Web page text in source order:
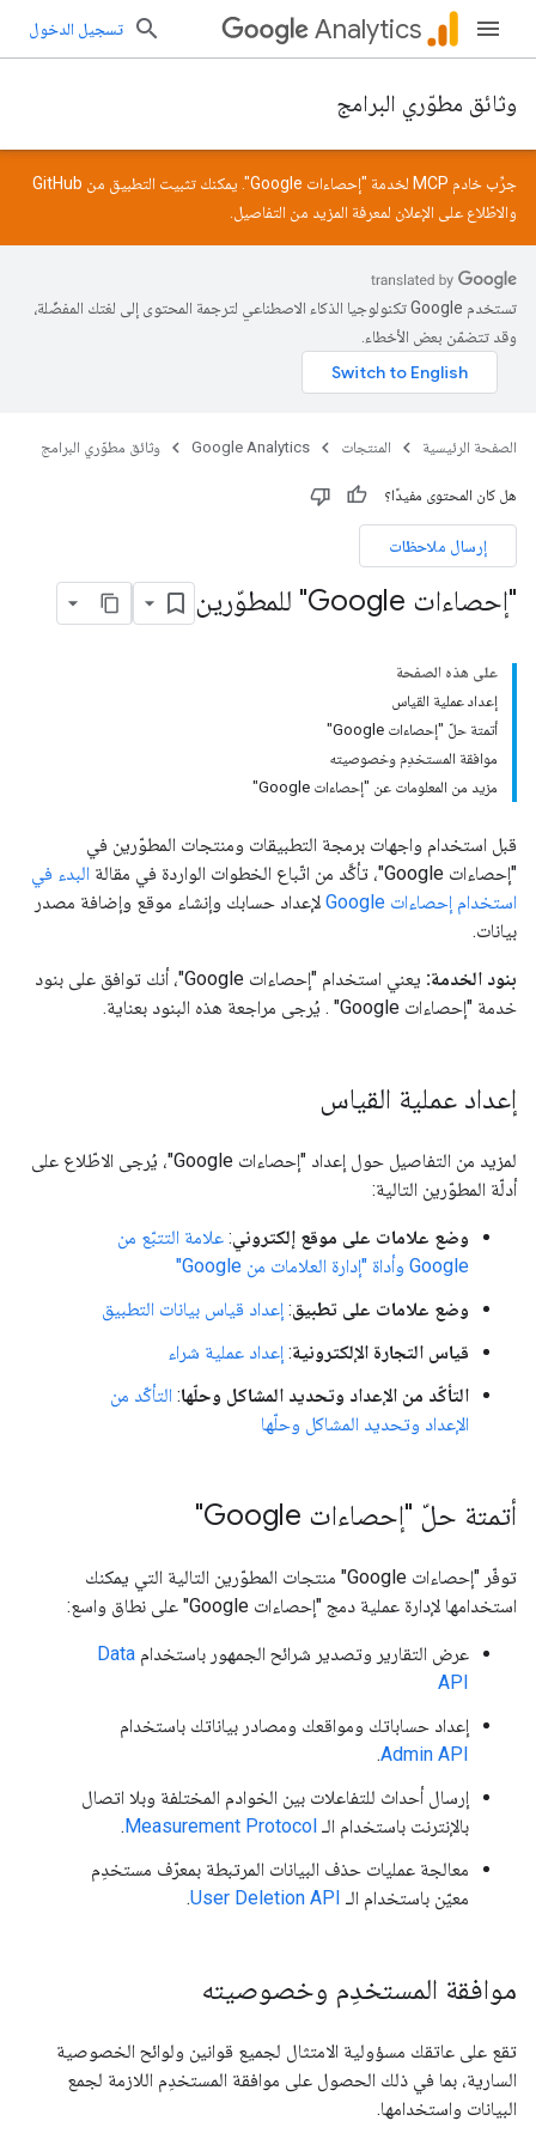
Analytics تسجيل الدخول
وثائق مطوّري البرامج
جرِّب خادم MCP لخدمة "إحصاءات Google". يمكنك تثبيت التطبيق من
GitHub
والاطّلاع على الإعلان لمعرفة المزيد من التفاصيل.
تستخدم Google تكنولوجيا الذكاء الاصطناعي لترجمة المحتوى إلى لغتك المفضّلة،
وقد تتضمّن بعض الأخطاء.
الصفحة الرئيسية المنتجات Google Analytics وثائق مطوّري البرامج
هل كان المحتوى مفيدًا؟
إرسال ملاحظات
"إحصاءات Google" للمطوّرين
على هذه الصفحة
إعداد عملية القياس
أتمتة حلّ "إحصاءات Google"
موافقة المستخدِم وخصوصيته
مزيد من المعلومات عن "إحصاءات Google"
قبل استخدام واجهات برمجة التطبيقات ومنتجات المطوّرين في
"إحصاءات Google"، تأكَّد من اتّباع الخطوات الواردة في مقالة
البدء في
استخدام إحصاءات Google
لإعداد حسابك وإنشاء موقع وإضافة مصدر
بيانات.
بنود الخدمة:
يعني استخدام "إحصاءات Google"، أنك توافق على بنود
خدمة "إحصاءات Google"
. يُرجى مراجعة هذه البنود بعناية.
إعداد عملية القياس
لمزيد من التفاصيل حول إعداد "إحصاءات Google"، يُرجى الاطّلاع على
أدلّة المطوّرين التالية:
وضع علامات على موقع إلكتروني: علامة التتبّع من
Google وأداة "إدارة العلامات من Google"
وضع علامات على تطبيق: إعداد قياس بيانات التطبيق
قياس التجارة الإلكترونية: إعداد عملية شراء
التأكّد من الإعداد وتحديد المشاكل وحلّها: التأكّد من
الإعداد وتحديد المشاكل وحلّها
أتمتة حلّ "إحصاءات Google"
توفّر "إحصاءات Google" منتجات المطوّرين التالية التي يمكنك
استخدامها لإدارة عملية دمج "إحصاءات Google" على نطاق واسع:
عرض التقارير وتصدير شرائح الجمهور باستخدام Data
API
إعداد حساباتك ومواقعك ومصادر بياناتك باستخدام
Admin API
.
إرسال أحداث للتفاعلات بين الخوادم المختلفة وبلا اتصال
بالإنترنت باستخدام الـ Measurement Protocol
.
معالجة عمليات حذف البيانات المرتبطة بمعرّف مستخدِم
معيّن باستخدام الـ User Deletion API
.
موافقة المستخدِم وخصوصيته
تقع على عاتقك مسؤولية الامتثال لجميع قوانين ولوائح الخصوصية
السارية، بما في ذلك الحصول على موافقة المستخدِم اللازمة لجمع
البيانات واستخدامها.